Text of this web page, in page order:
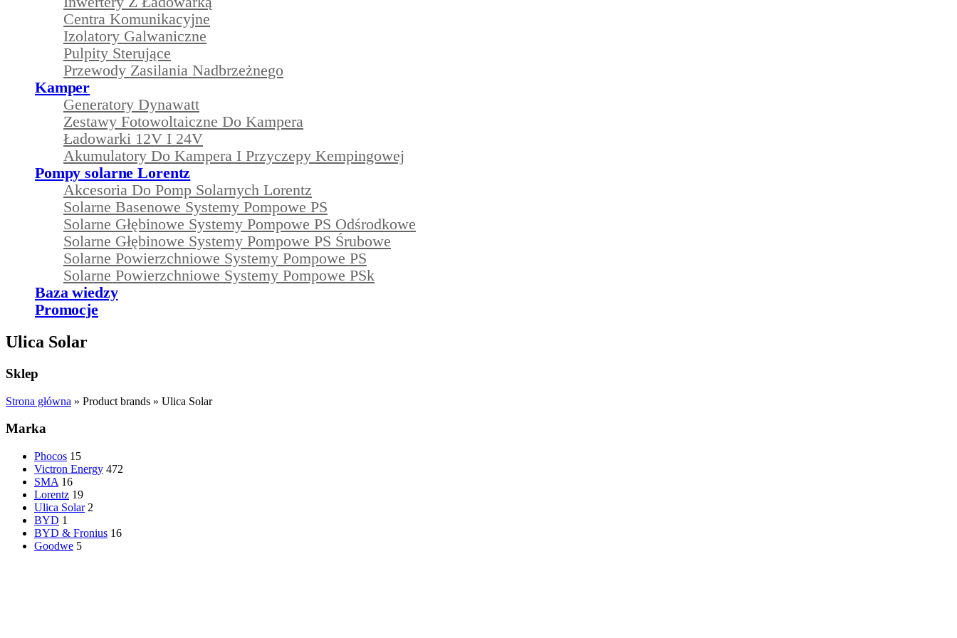
Centra Komunikacyjne
Izolatory Galwaniczne
Pulpity Sterujące
Przewody Zasilania Nadbrzeżnego
Kamper
Generatory Dynawatt
Zestawy Fotowoltaiczne Do Kampera
Ładowarki 12V I 24V
Akumulatory Do Kampera I Przyczepy Kempingowej
Pompy solarne Lorentz
Akcesoria Do Pomp Solarnych Lorentz
Solarne Basenowe Systemy Pompowe PS
Solarne Głębinowe Systemy Pompowe PS Odśrodkowe
Solarne Głębinowe Systemy Pompowe PS Śrubowe
Solarne Powierzchniowe Systemy Pompowe PS
Solarne Powierzchniowe Systemy Pompowe PSk
Baza wiedzy
Promocje
Ulica Solar
Sklep
Strona główna » Product brands » Ulica Solar
Marka
Phocos 15
Victron Energy 472
SMA 16
Lorentz 19
Ulica Solar 2
BYD 1
BYD & Fronius 16
Goodwe 5